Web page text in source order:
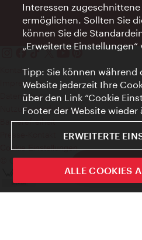
ivie - Die
Kontakt
Impressum
Datenschutz
Nutzungsbedingungen
Barrierefreiheit
Cookie Einstellungen
© Copyright WienTourismus
Interessen
ermöglichen. Sollten Sie
können Sie die
„Erweiterte Einstellungen“
Tipp: Sie können während
Website jederzeit Ihre
über den Link “Cookie
Footer der Website wieder
ERWEITERTE
ALLE COOKIES